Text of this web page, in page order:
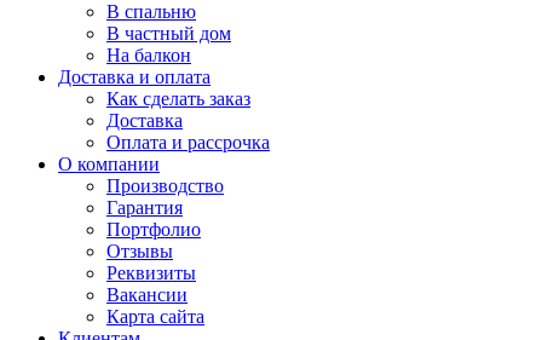
В спальню
В частный дом
На балкон
Доставка и оплата
Как сделать заказ
Доставка
Оплата и рассрочка
О компании
Производство
Гарантия
Портфолио
Отзывы
Реквизиты
Вакансии
Карта сайта